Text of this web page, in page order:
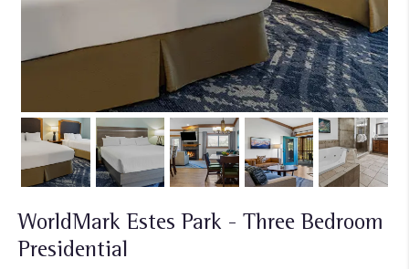
WorldMark Estes Park - Three Bedroom
Presidential